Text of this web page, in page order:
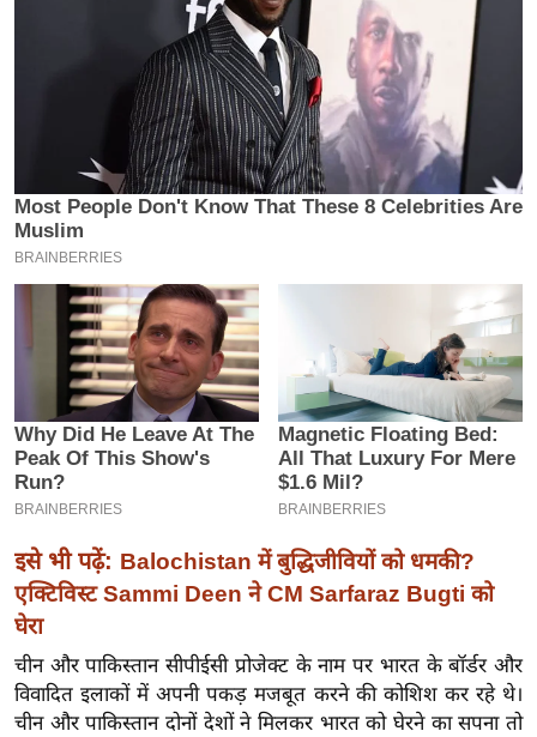
ई
-
ल
बे
सा
ल
श
ख्सि
य
त
इसे भी पढ़ें: Balochistan में बुद्धिजीवियों को धमकी?
एक्टिविस्ट Sammi Deen ने CM Sarfaraz Bugti को
घेरा
चीन और पाकिस्तान सीपीईसी प्रोजेक्ट के नाम पर भारत के बॉर्डर और
विवादित इलाकों में अपनी पकड़ मजबूत करने की कोशिश कर रहे थे।
चीन और पाकिस्तान दोनों देशों ने मिलकर भारत को घेरने का सपना तो